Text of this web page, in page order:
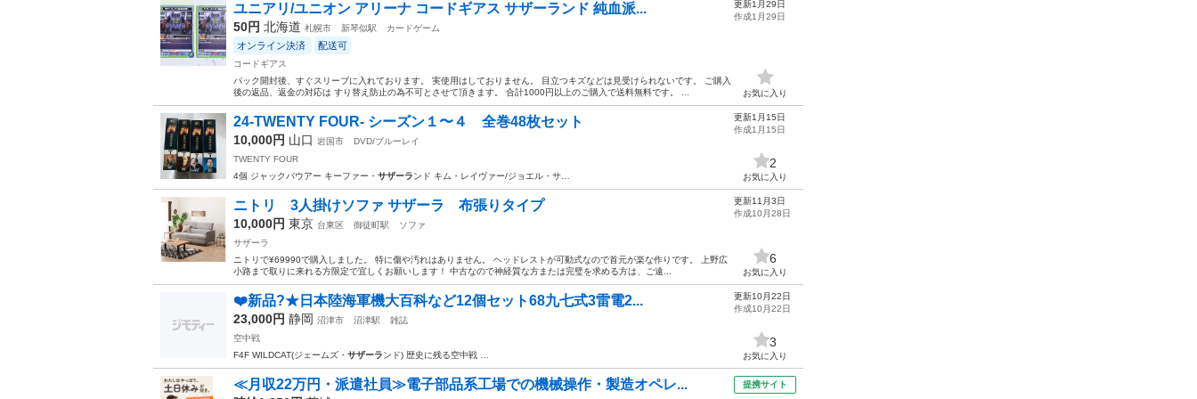
ユニアリ/ユニオン アリーナ コードギアス サザーランド 純血派...
50円 北海道 札幌市 新琴似駅 カードゲーム
オンライン決済 配送可
コードギアス
パック開封後、すぐスリーブに入れております。 実使用はしておりません。 目立つキズなどは見受けられないです。 ご購入
後の返品、返金の対応は すり替え防止の為不可とさせて頂きます。 合計1000円以上のご購入で送料無料です。 ...
更新1月29日
作成1月29日
お気に入り
24-TWENTY FOUR- シーズン１〜４ 全巻48枚セット
10,000円 山口 岩国市
DVD/ブルーレイ
TWENTY FOUR
4個 ジャックバウアー キーファー・ サザーランド キム・レイヴァー/ジョエル・サ…
更新1月15日
作成1月15日
2
お気に入り
ニトリ 3人掛けソファ サザーラ 布張りタイプ
10,000円 東京 台東区 御徒町駅
ソファ
サザーラ
ニトリで¥69990で購入しました。 特に傷や汚れはありません。 ヘッドレストが可動式なので首元が楽な作りです。 上野広
小路まで取りに来れる方限定で宜しくお願いします！ 中古なので神経質な方または完璧を求める方は、ご遠...
更新11月3日
作成10月28日
6
お気に入り
❤️新品?★日本陸海軍機大百科など12個セット68九七式3雷電2...
23,000円 静岡 沼津市 沼津駅
雑誌
空中戦
F4F WILDCAT(ジェームズ・ サザーランド) 歴史に残る空中戦 …
更新10月22日
作成10月22日
3
お気に入り
≪月収22万円・派遣社員≫電子部品系工場での機械操作・製造オペレ... 提携サイト